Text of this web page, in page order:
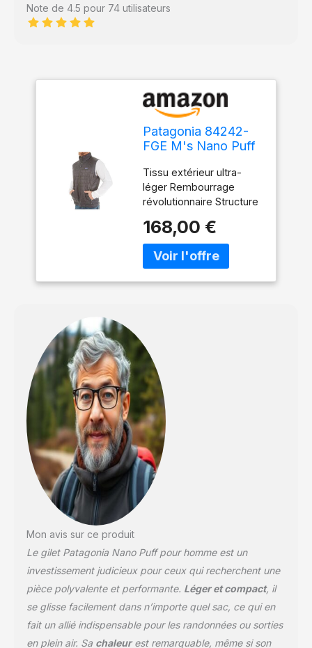
Note de 4.5 pour 74 utilisateurs
Patagonia 84242-
FGE M's Nano Puff
Forge Grey S
Tissu extérieur ultra-
léger Rembourrage
révolutionnaire Structure
168,00 €
Mon avis sur ce produit
Le gilet Patagonia Nano Puff pour homme est un
investissement judicieux pour ceux qui recherchent une
pièce polyvalente et performante. Léger et compact, il
se glisse facilement dans n’importe quel sac, ce qui en
fait un allié indispensable pour les randonnées ou sorties
en plein air. Sa chaleurest remarquable, même si son